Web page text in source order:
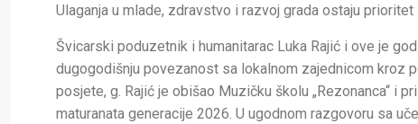
Ulaganja u mlade, zdravstvo i razvoj grada ostaju prioritet
Švicarski poduzetnik i humanitarac Luka Rajić i ove je
dugogodišnju povezanost sa lokalnom zajednicom kroz
posjete, g. Rajić je obišao Muzičku školu „Rezonanca“ i
maturanata generacije 2026. U ugodnom razgovoru sa